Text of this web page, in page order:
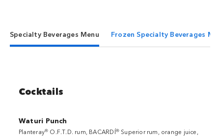
Specialty Beverages Menu Frozen Specialty Beverages
Cocktails
Waturi Punch
Planteray® O.F.T.D. rum, BACARDÍ®Superior rum, orange juice,